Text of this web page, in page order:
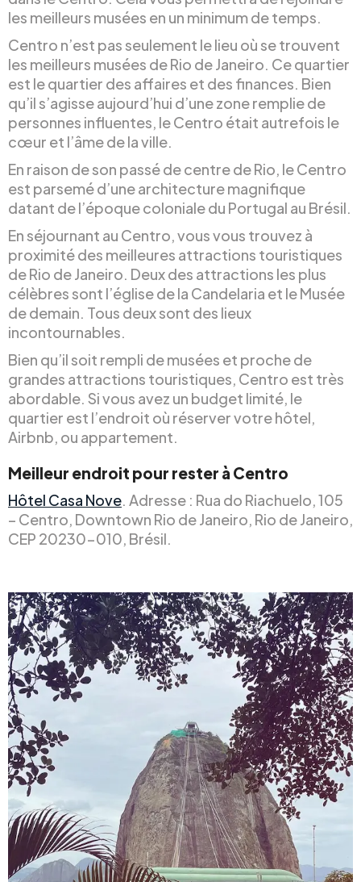
les meilleurs musées en un minimum de temps.
Centro n’est pas seulement le lieu où se trouvent
les meilleurs musées de Rio de Janeiro. Ce quartier
est le quartier des affaires et des finances. Bien
qu’il s’agisse aujourd’hui d’une zone remplie de
personnes influentes, le Centro était autrefois le
cœur et l’âme de la ville.
En raison de son passé de centre de Rio, le Centro
est parsemé d’une architecture magnifique
datant de l’époque coloniale du Portugal au Brésil.
En séjournant au Centro, vous vous trouvez à
proximité des meilleures attractions touristiques
de Rio de Janeiro. Deux des attractions les plus
célèbres sont l’église de la Candelaria et le Musée
de demain. Tous deux sont des lieux
incontournables.
Bien qu’il soit rempli de musées et proche de
grandes attractions touristiques, Centro est très
abordable. Si vous avez un budget limité, le
quartier est l’endroit où réserver votre hôtel,
Airbnb, ou appartement.
Meilleur endroit pour rester à Centro
Hôtel Casa Nove. Adresse : Rua do Riachuelo, 105
– Centro, Downtown Rio de Janeiro, Rio de Janeiro,
CEP 20230-010, Brésil.